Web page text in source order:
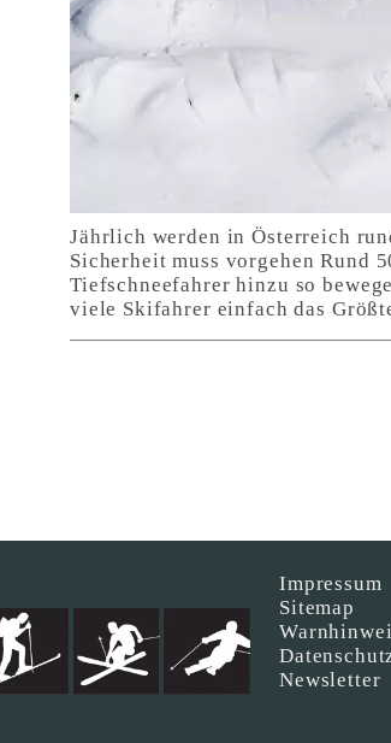
Jährlich werden in Österreich
Sicherheit muss vorgehen Rund
Tiefschneefahrer hinzu so
viele Skifahrer einfach das
Impressum
Sitemap
Newsletter